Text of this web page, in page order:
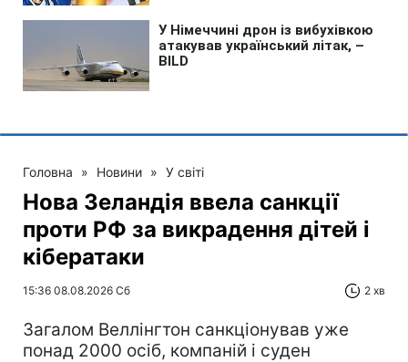
Головна » Новини » У світі
Нова Зеландія ввела санкції
проти РФ за викрадення дітей і
кібератаки
15:36 08.08.2026 Сб 2 хв
Загалом Веллінгтон санкціонував уже
понад 2000 осіб, компаній і суден